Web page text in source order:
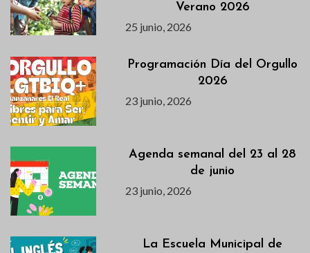
Verano 2026
25 junio, 2026
Programación Día del Orgullo
2026
23 junio, 2026
Agenda semanal del 23 al 28
de junio
23 junio, 2026
La Escuela Municipal de